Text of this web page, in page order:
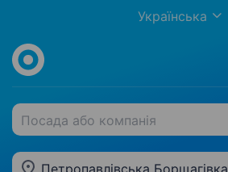
Українська
Посада або компанія
Петропавлівська Борщагівка